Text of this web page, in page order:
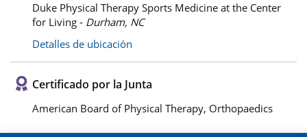
Duke Physical Therapy Sports Medicine at the Center
for Living - Durham, NC
Detalles de ubicación
Certificado por la Junta
American Board of Physical Therapy, Orthopaedics